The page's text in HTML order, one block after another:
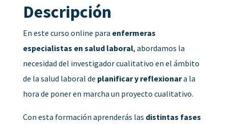
Descripción
En este curso online para enfermeras
especialistas en salud laboral, abordamos la
necesidad del investigador cualitativo en el ámbito
de la salud laboral de planificar y reflexionara la
hora de poner en marcha un proyecto cualitativo.
Con esta formación aprenderás las distintas fases